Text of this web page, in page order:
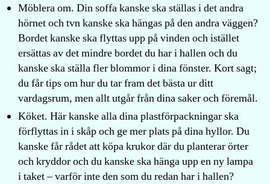
Möblera om. Din soffa kanske ska ställas i det andra
hörnet och tvn kanske ska hängas på den andra väggen?
Bordet kanske ska flyttas upp på vinden och istället
ersättas av det mindre bordet du har i hallen och du
kanske ska ställa fler blommor i dina fönster. Kort sagt;
du får tips om hur du tar fram det bästa ur ditt
vardagsrum, men allt utgår från dina saker och föremål.
Köket. Här kanske alla dina plastförpackningar ska
förflyttas in i skåp och ge mer plats på dina hyllor. Du
kanske får rådet att köpa krukor där du planterar örter
och kryddor och du kanske ska hänga upp en ny lampa
i taket – varför inte den som du redan har i hallen?